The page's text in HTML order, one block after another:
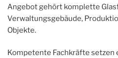
Angebot gehört komplette
Verwaltungsgebäude,
Objekte.
Kompetente Fachkräfte setzen